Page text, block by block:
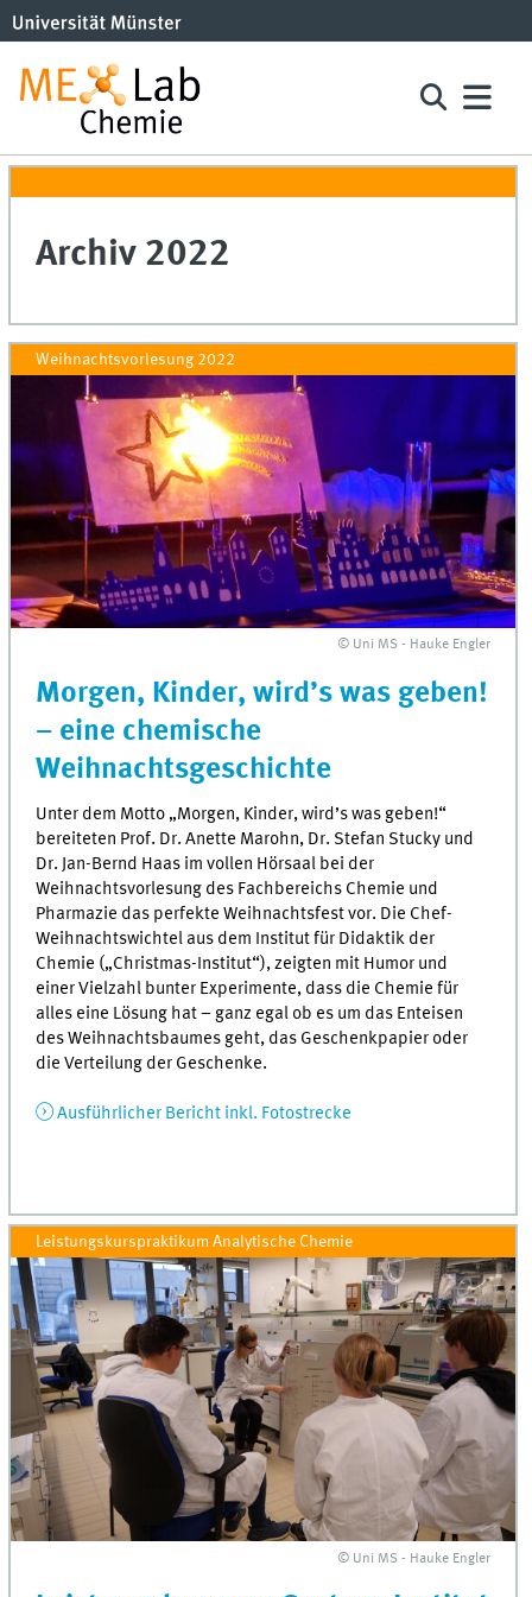
Archiv 2022
Weihnachtsvorlesung 2022
© Uni MS - Hauke Engler
Morgen, Kinder, wird’s was geben!
– eine chemische
Weihnachtsgeschichte
Unter dem Motto „Morgen, Kinder, wird’s was geben!“
bereiteten Prof. Dr. Anette Marohn, Dr. Stefan Stucky und
Dr. Jan-Bernd Haas im vollen Hörsaal bei der
Weihnachtsvorlesung des Fachbereichs Chemie und
Pharmazie das perfekte Weihnachtsfest vor. Die Chef-
Weihnachtswichtel aus dem Institut für Didaktik der
Chemie („Christmas-Institut“), zeigten mit Humor und
einer Vielzahl bunter Experimente, dass die Chemie für
alles eine Lösung hat – ganz egal ob es um das Enteisen
des Weihnachtsbaumes geht, das Geschenkpapier oder
die Verteilung der Geschenke.
Ausführlicher Bericht inkl. Fotostrecke
Leistungskurspraktikum Analytische Chemie
© Uni MS - Hauke Engler